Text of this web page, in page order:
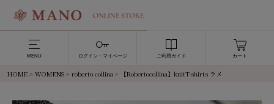
MENU ログイン・マイページ ご利用ガイド カート
HOME > WOMENS > roberto collina > 【Robertocollina】knitT-shirts ラメ